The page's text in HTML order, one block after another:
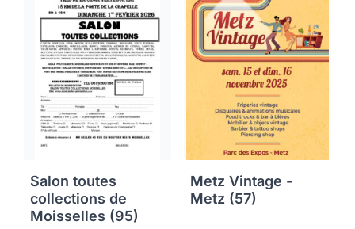
Salon toutes
collections de
Moisselles (95)
Metz Vintage -
Metz (57)